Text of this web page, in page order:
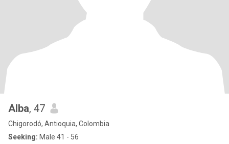
Alba, 47
Chigorodó, Antioquia, Colombia
Seeking: Male 41 - 56